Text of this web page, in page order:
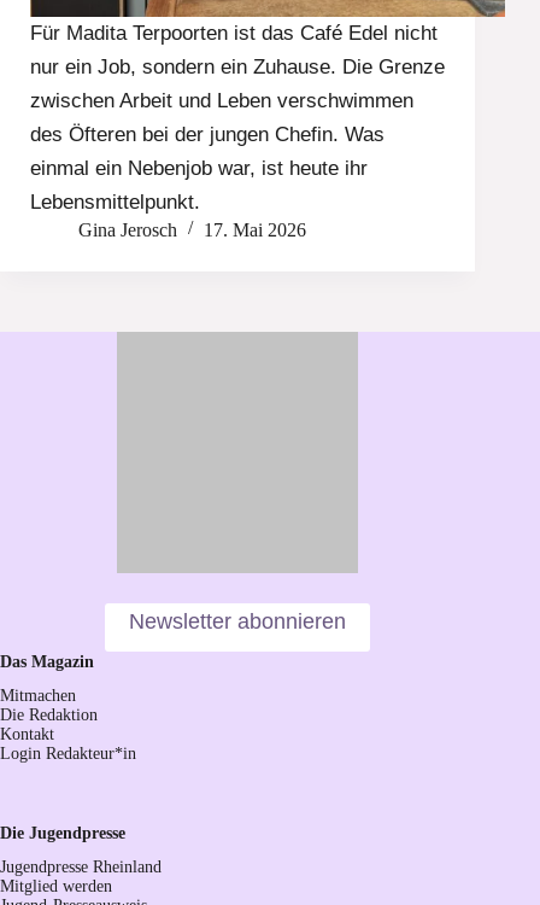
Für Madita Terpoorten ist das Café Edel nicht
nur ein Job, sondern ein Zuhause. Die Grenze
zwischen Arbeit und Leben verschwimmen
des Öfteren bei der jungen Chefin. Was
einmal ein Nebenjob war, ist heute ihr
Lebensmittelpunkt.
Gina Jerosch 17. Mai 2026
Newsletter abonnieren
Das Magazin
Mitmachen
Die Redaktion
Kontakt
Login Redakteur*in
Die Jugendpresse
Jugendpresse Rheinland
Mitglied werden